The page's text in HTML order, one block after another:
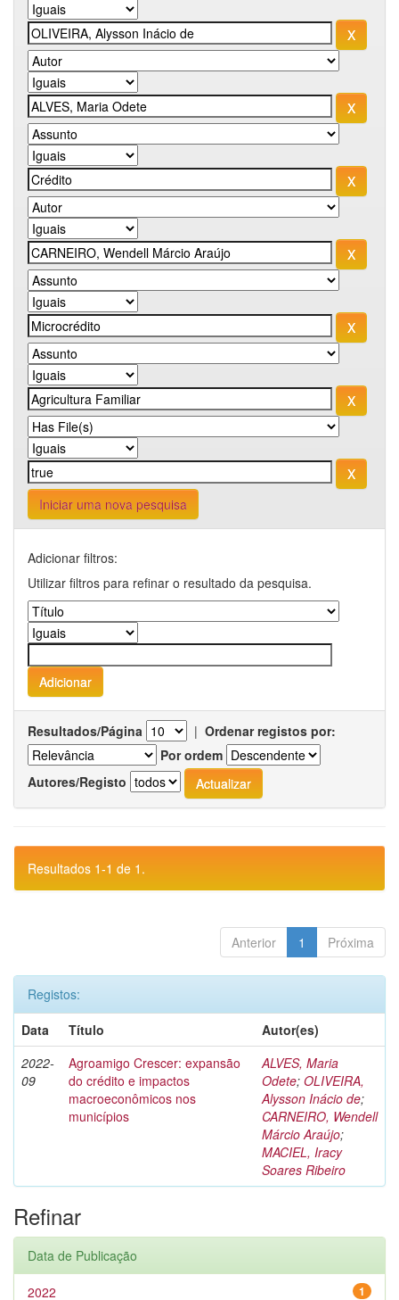
Iniciar uma nova pesquisa
Adicionar filtros:
Utilizar filtros para refinar o resultado da pesquisa.
Resultados/Página | Ordenar registos por:
Por ordem
Autores/Registo
Resultados 1-1 de 1.
Anterior 1 Próxima
Registos:
Data
Título
Autor(es)
2022-
09
Agroamigo Crescer: expansão
do crédito e impactos
macroeconômicos nos
municípios
ALVES, Maria
Odete; OLIVEIRA,
Alysson Inácio de;
CARNEIRO, Wendell
Márcio Araújo;
MACIEL, Iracy
Soares Ribeiro
Refinar
Data de Publicação
1
2022